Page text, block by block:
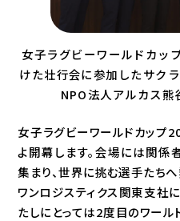
女子ラグビーワールドカッ
けた壮行会に参加したサク
NPO法人アルカス熊
女子ラグビーワールドカップ
よ開幕します。会場には関係
集まり、世界に挑む選手たち
ワンロジスティクス関東支社
たしにとっては2度目のワール